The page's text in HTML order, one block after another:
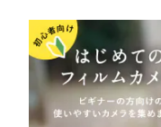
その他